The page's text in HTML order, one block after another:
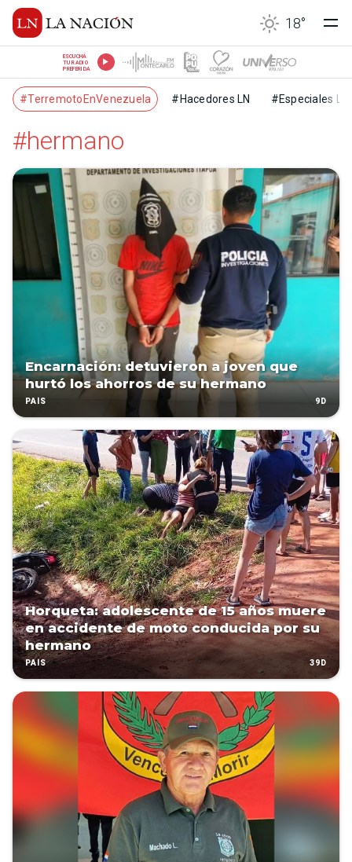
18°
ESCUCHÁ
TU RADIO
PREFERIDA
#TerremotoEnVenezuela #Hacedores LN #Especiales LN
#hermano
Encarnación: detuvieron a joven que
hurtó los ahorros de su hermano
PAÍS 9D
Horqueta: adolescente de 15 años muere
en accidente de moto conducida por su
hermano
PAÍS 39D